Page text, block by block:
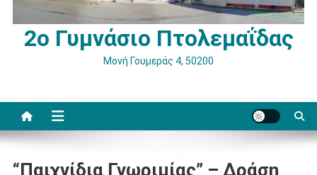
2ο Γυμνάσιο Πτολεμαΐδας
Μονή Γουμεράς 4, 50200
“Παιχνίδια Γνωριμίας” – Δράση